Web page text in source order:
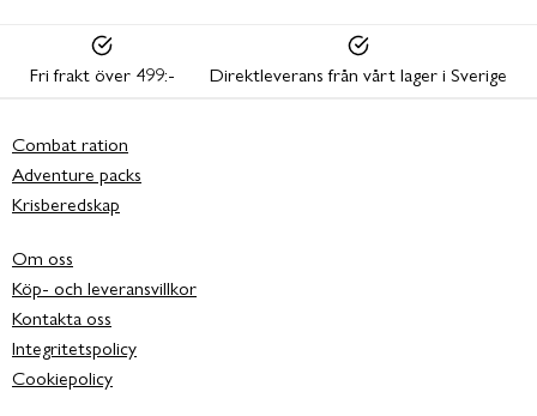
Fri frakt över 499:- Direktleverans från vårt lager i Sverige
Combat ration
Adventure packs
Krisberedskap
Om oss
Köp- och leveransvillkor
Kontakta oss
Integritetspolicy
Cookiepolicy